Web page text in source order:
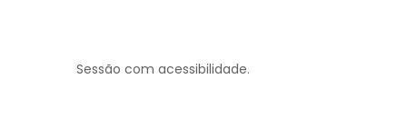
Sessão com acessibilidade.